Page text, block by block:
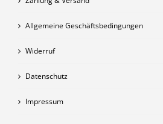
Allgemeine Geschäftsbedingungen
Widerruf
Datenschutz
Impressum